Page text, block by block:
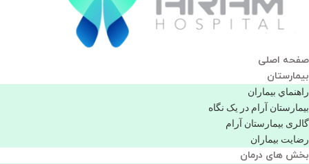
صفحه اصلی
بيمارستان
راهنماي بیماران
بیمارستان آرام در یک نگاه
گالری بیمارستان آرام
رضایت بیماران
بخش های درمان